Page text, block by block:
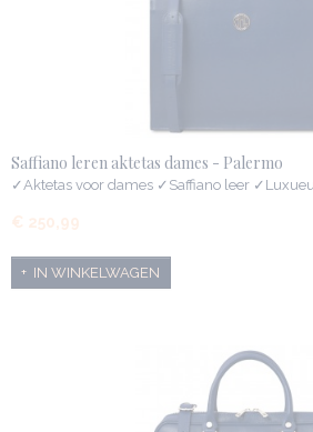
Saffiano leren aktetas dames - Palermo
✓Aktetas voor dames ✓Saffiano leer
€ 250,99
IN WINKELWAGEN